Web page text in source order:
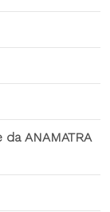
ANAMATRA